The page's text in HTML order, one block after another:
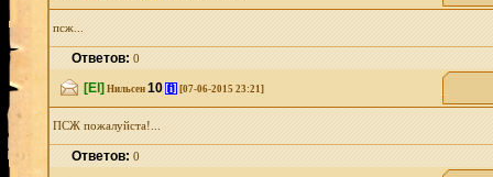
псж...
Ответов:0
[El] Нильсен 10 [i] [07-06-2015 23:21]
ПСЖ пожалуйста!...
Ответов:0